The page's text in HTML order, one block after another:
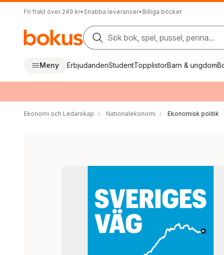
Fri frakt över 249 kr• Snabba leveranser• Billiga böcker
Sök bok, spel, pussel, penna...
Meny ErbjudandenStudentTopplistorBarn & ungdom
Ekonomi och Ledarskap Nationalekonomi Ekonomisk politik